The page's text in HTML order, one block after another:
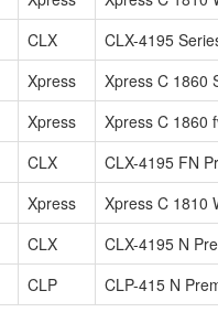
CLX
CLX-4195
Xpress
Xpress C 1860
Xpress
Xpress C 1860
CLX
CLX-4195 FN
Xpress
Xpress C 1810
CLX
CLX-4195 N
CLP CLP-415 N